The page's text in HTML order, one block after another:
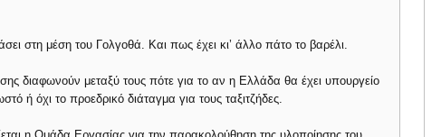
στη μέση του Γολγοθά. Και πως έχει κι’ άλλο πάτο το βαρέλι.
διαφωνούν μεταξύ τους πότε για το αν η Ελλάδα θα έχει υπουργείο
ή όχι το προεδρικό διάταγμα για τους ταξιτζήδες.